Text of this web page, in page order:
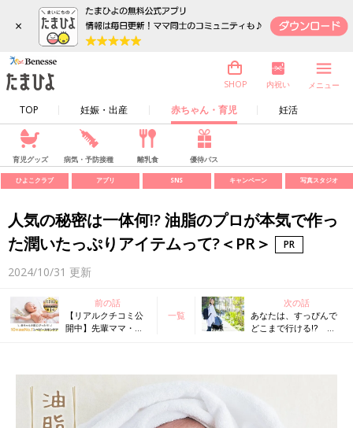
×
TOP 妊娠・出産 赤ちゃん・育児 妊活
SHOP 内祝い メニュー
育児グッズ 病気・予防接種 離乳食 優待パス
ひよこクラブ アプリ SNS キャンペーン 写真スタジオ
人気の秘密は一体何!? 油脂のプロが本気で作っ
た潤いたっぷりアイテムって?＜PR＞
2024/10/31 更新
前の話
【リアルクチコミ公
開中】先輩ママ・パ
一覧
次の話
あなたは、すっぴんで
どこまで行ける⁉